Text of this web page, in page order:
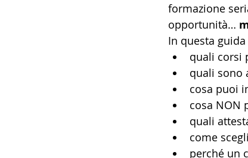
formazione
opportunità…
In questa
quali corsi
quali sono
cosa puoi
cosa NON
quali
come
perché un